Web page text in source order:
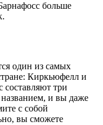
больше
один из самых
Киркьюфелл и
три
и вы даже
с собой
вы сможете